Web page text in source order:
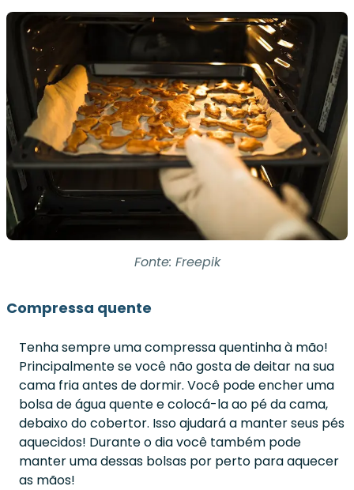
Fonte: Freepik
Compressa quente
Tenha sempre uma compressa quentinha à mão!
Principalmente se você não gosta de deitar na sua
cama fria antes de dormir. Você pode encher uma
bolsa de água quente e colocá-la ao pé da cama,
debaixo do cobertor. Isso ajudará a manter seus pés
aquecidos! Durante o dia você também pode
manter uma dessas bolsas por perto para aquecer
as mãos!